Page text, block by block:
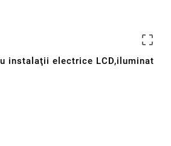

instalaţii electrice LCD,iluminat